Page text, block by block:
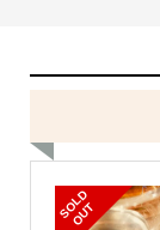
S
O
L
D
O
U
T